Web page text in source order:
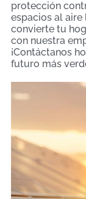
protección
espacios al
convierte tu
con nuestra
¡Contáctanos
futuro más